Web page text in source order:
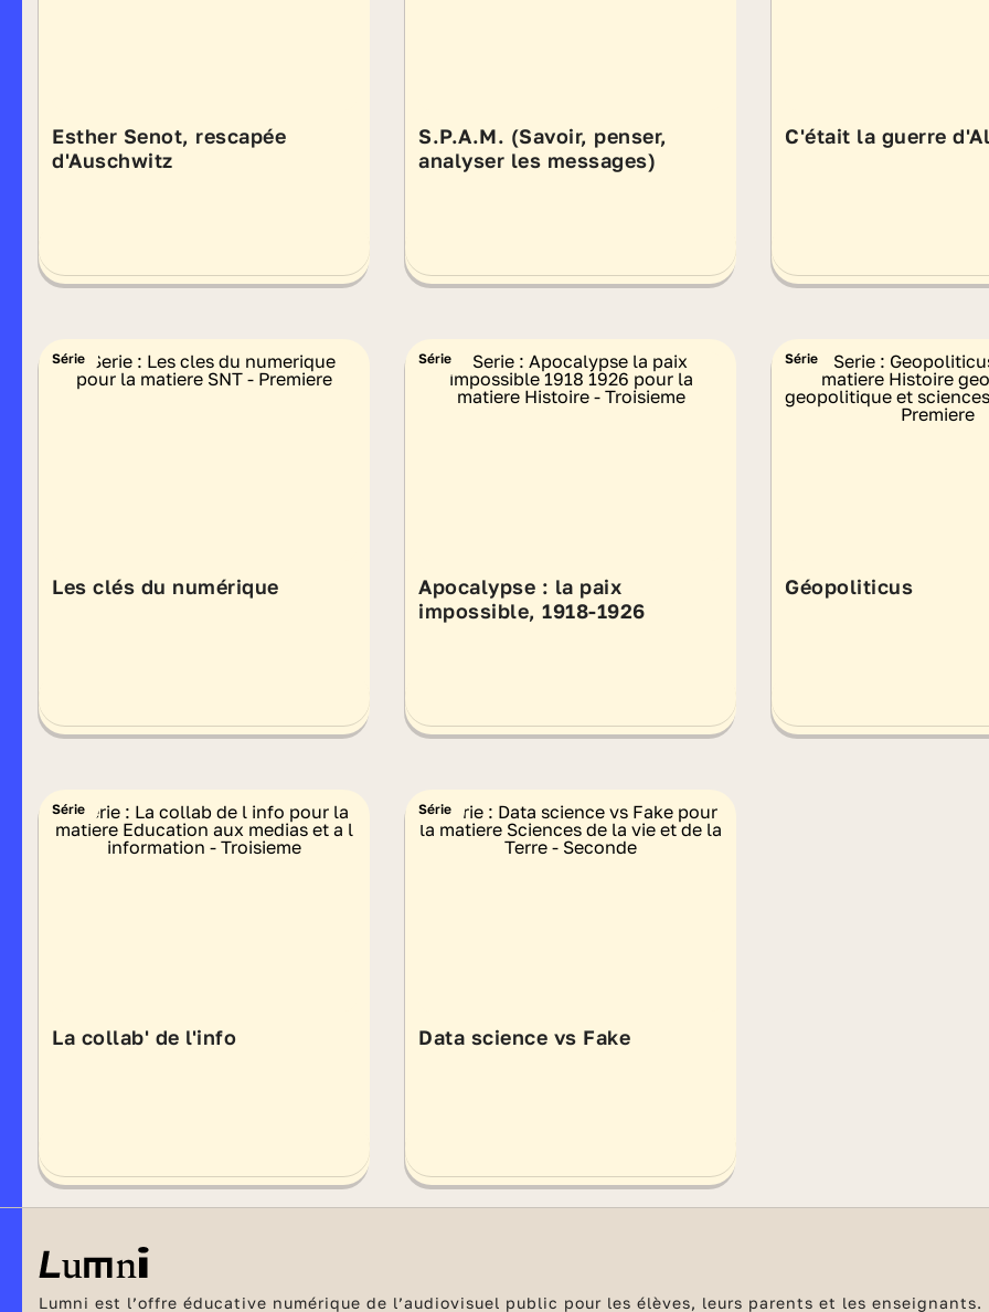
Esther Senot, rescapée
d'Auschwitz
S.P.A.M. (Savoir, penser,
analyser les messages)
C'était la guerre
Série
Les clés du numérique
Série
Apocalypse : la paix
impossible, 1918-1926
Série
Géopoliticus
Série
La collab' de l'info
Série
Data science vs Fake
Lumni est l’offre éducative numérique de l’audiovisuel public pour les élèves, leurs parents et les